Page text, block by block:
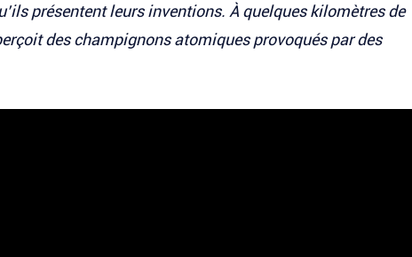
présentent leurs inventions. À quelques kilomètres de
des champignons atomiques provoqués par des